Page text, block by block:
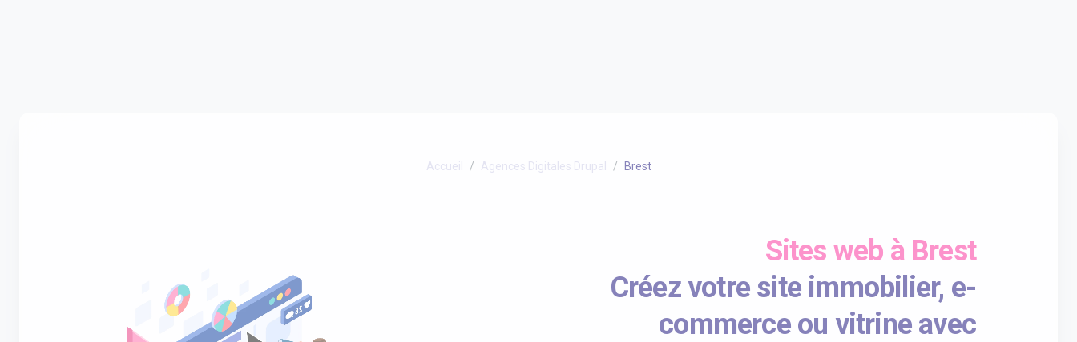
Accueil Agences Digitales Drupal Brest
Sites web à Brest
Créez votre site immobilier, e-
commerce ou vitrine avec